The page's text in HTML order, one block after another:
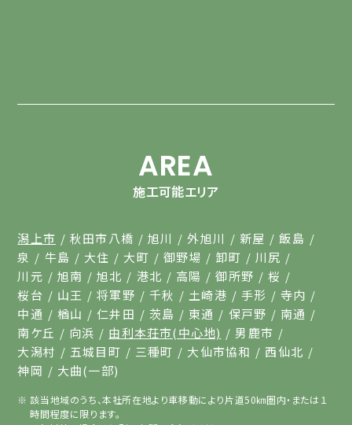
AREA
施工可能エリア
潟上市 秋田市八橋 旭川 外旭川 新屋
飯島
泉
牛島 大住 大町 御野場 卸町
川尻
川元
旭南 旭北 港北 高陽 御所野
桜
桜台
山王 将軍野 千秋 土崎港 手形
寺内
中通
楢山 仁井田 茨島 東通 保戸野
南通
南ケ丘
向浜 由利本荘市(中心地)
男鹿市
大潟村
五城目町 三種町 大仙市協和
西仙北
神岡
大曲(一部)
該当地域のうち、本社所在地より車移動により片道50㎞圏内・または１
時間程度に限ります。